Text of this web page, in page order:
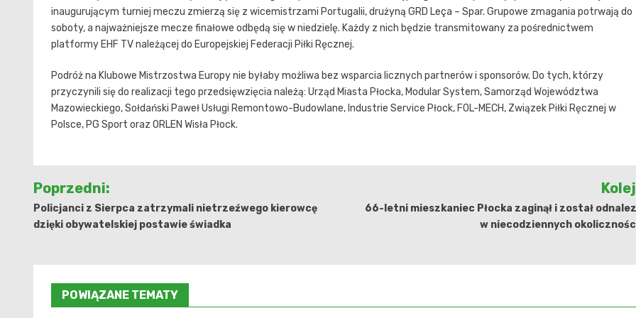
inaugurującym turniej meczu zmierzą się z wicemistrzami Portugalii, drużyną GRD Leça – Spar. Grupowe zmagania potrwają do
soboty, a najważniejsze mecze finałowe odbędą się w niedzielę. Każdy z nich będzie transmitowany za pośrednictwem
platformy EHF TV należącej do Europejskiej Federacji Piłki Ręcznej.
Podróż na Klubowe Mistrzostwa Europy nie byłaby możliwa bez wsparcia licznych partnerów i sponsorów. Do tych, którzy
przyczynili się do realizacji tego przedsięwzięcia należą: Urząd Miasta Płocka, Modular System, Samorząd Województwa
Mazowieckiego, Sołdański Paweł Usługi Remontowo-Budowlane, Industrie Service Płock, FOL-MECH, Związek Piłki Ręcznej w
Polsce, PG Sport oraz ORLEN Wisła Płock.
Nawigacja
wpisu
Poprzedni:
Policjanci z Sierpca zatrzymali nietrzeźwego kierowcę
dzięki obywatelskiej postawie świadka
66-letni mieszkaniec Płocka zaginął i został
w niecodziennych
POWIĄZANE TEMATY